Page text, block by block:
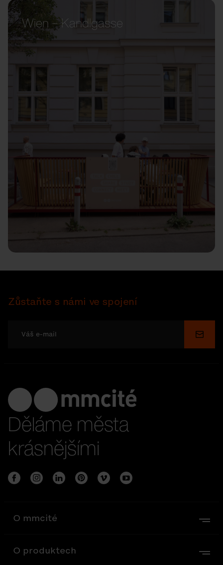
Wien – Kandlgasse
Zůstaňte s námi ve spojení
Děláme města
krásnějšími
O mmcité
O produktech